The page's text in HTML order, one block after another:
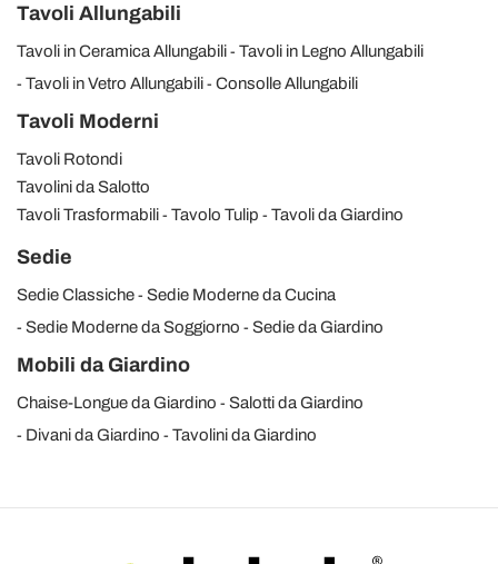
Tavoli Allungabili
Tavoli in Ceramica Allungabili
Tavoli in Legno Allungabili
Tavoli in Vetro Allungabili
Consolle Allungabili
Tavoli Moderni
Tavoli Rotondi
Tavolini da Salotto
Tavoli Trasformabili
Tavolo Tulip Tavoli da Giardino
Sedie
Sedie Classiche
Sedie Moderne da Cucina
Sedie Moderne da Soggiorno
Sedie da Giardino
Mobili da Giardino
Chaise-Longue da Giardino
Salotti da Giardino
Divani da Giardino
Tavolini da Giardino